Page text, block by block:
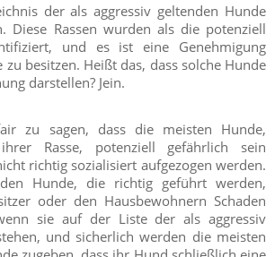
der als aggressiv geltenden Hunde
Diese Rassen wurden als die potenziell
und es ist eine Genehmigung
besitzen. Heißt das, dass solche Hunde
darstellen? Jein.
zu sagen, dass die meisten Hunde,
Rasse, potenziell gefährlich sein
richtig sozialisiert aufgezogen werden.
Hunde, die richtig geführt werden,
oder den Hausbewohnern Schaden
sie auf der Liste der als aggressiv
und sicherlich werden die meisten